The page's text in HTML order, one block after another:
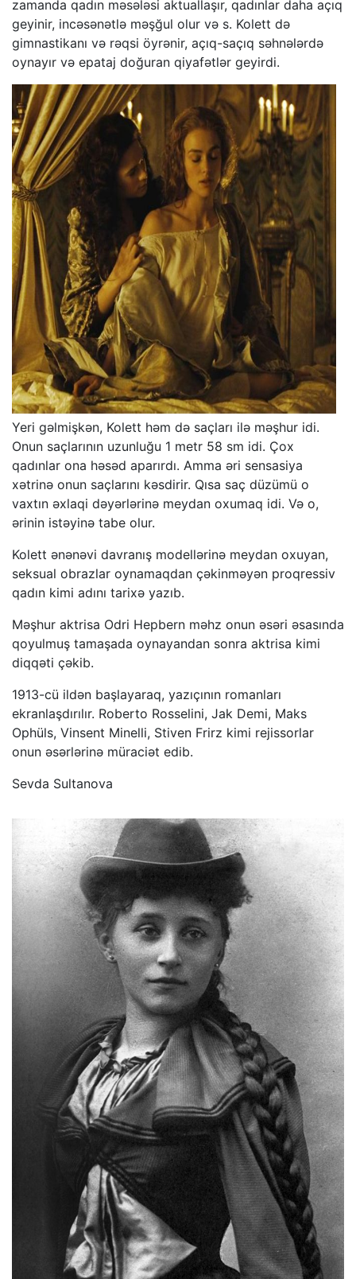
zamanda qadın məsələsi aktuallaşır, qadınlar daha açıq
geyinir, incəsənətlə məşğul olur və s. Kolett də
gimnastikanı və rəqsi öyrənir, açıq-saçıq səhnələrdə
oynayır və epataj doğuran qiyafətlər geyirdi.
Yeri gəlmişkən, Kolett həm də saçları ilə məşhur idi.
Onun saçlarının uzunluğu 1 metr 58 sm idi. Çox
qadınlar ona həsəd aparırdı. Amma əri sensasiya
xətrinə onun saçlarını kəsdirir. Qısa saç düzümü o
vaxtın əxlaqi dəyərlərinə meydan oxumaq idi. Və o,
ərinin istəyinə tabe olur.
Kolett ənənəvi davranış modellərinə meydan oxuyan,
seksual obrazlar oynamaqdan çəkinməyən proqressiv
qadın kimi adını tarixə yazıb.
Məşhur aktrisa Odri Hepbern məhz onun əsəri əsasında
qoyulmuş tamaşada oynayandan sonra aktrisa kimi
diqqəti çəkib.
1913-cü ildən başlayaraq, yazıçının romanları
ekranlaşdırılır. Roberto Rosselini, Jak Demi, Maks
Ophüls, Vinsent Minelli, Stiven Frirz kimi rejissorlar
onun əsərlərinə müraciət edib.
Sevda Sultanova